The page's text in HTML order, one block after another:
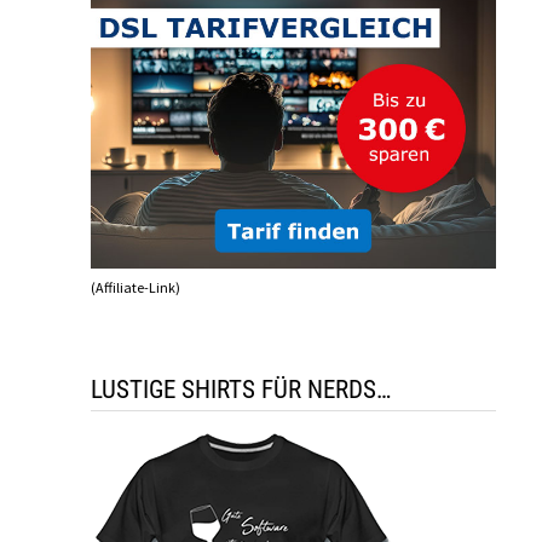
(Affiliate-Link)
LUSTIGE SHIRTS FÜR NERDS…